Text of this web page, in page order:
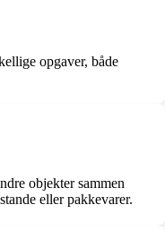
opgaver, både
objekter sammen
eller pakkevarer.